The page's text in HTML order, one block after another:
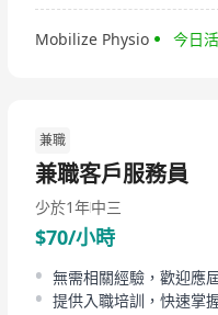
Mobilize Physio 今日
兼職
兼職客戶服務員
少於1年中三
$70/小時
無需相關經驗，歡迎應
提供入職培訓，快速掌